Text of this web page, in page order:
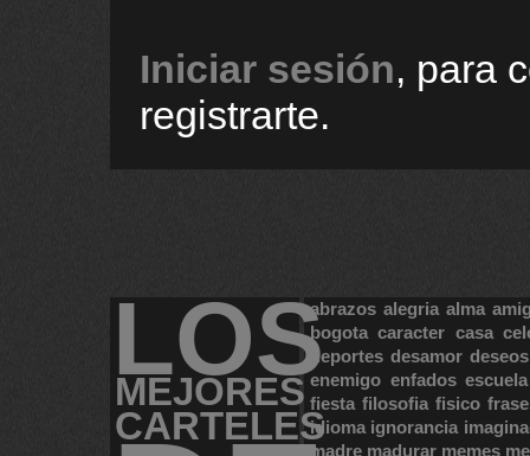
Iniciar sesión, para
registrarte.
LOS
MEJORES
CARTELES
abrazos alegria alma
bogota caracter casa
deportes desamor deseos
enemigo enfados escuela
fiesta filosofia fisico
idioma ignorancia
madre madurar memes